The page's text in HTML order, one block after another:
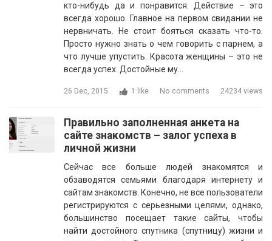
кто-нибудь да и понравится. Действие – это
всегда хорошо. Главное на первом свидании не
нервничать. Не стоит бояться сказать что-то.
Просто нужно знать о чем говорить с парнем, а
что лучше упустить. Красота женщины – это не
всегда успех. Достойные му…
26 Dec, 2015 1 like No comments 24234 views
Правильно заполненная анкета на
сайте знакомств – залог успеха в
личной жизни
Сейчас все больше людей знакомятся и
обзаводятся семьями благодаря интернету и
сайтам знакомств. Конечно, не все пользователи
регистрируются с серьезными целями, однако,
большинство посещает такие сайты, чтобы
найти достойного спутника (спутницу) жизни и